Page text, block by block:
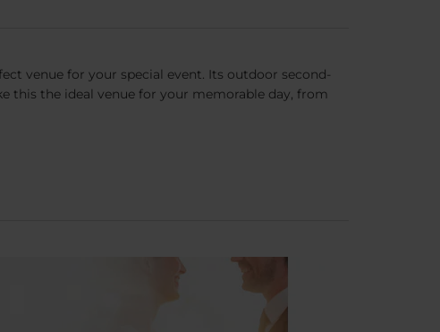
venue for your special event. Its outdoor second-
this the ideal venue for your memorable day, from